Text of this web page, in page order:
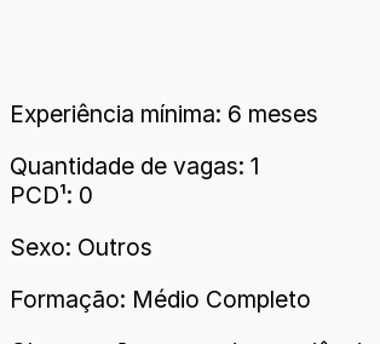
Experiência mínima: 6 meses
Quantidade de vagas: 1
PCD¹: 0
Sexo: Outros
Formação: Médio Completo